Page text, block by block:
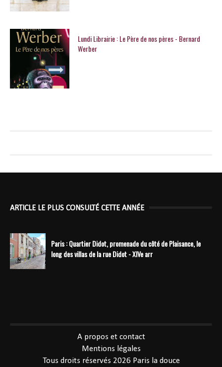
Lundi Librairie : Le Père de nos pères - Bernard
Werber
ARTICLE LE PLUS CONSULTÉ CETTE ANNÉE
Paris : Quartier Didot, promenade du côté de Plaisance, le
long des villas de la rue Didot - XIVe arr
A propos et contact
Mentions légales
Tous droits réservés 2026 Paris la douce